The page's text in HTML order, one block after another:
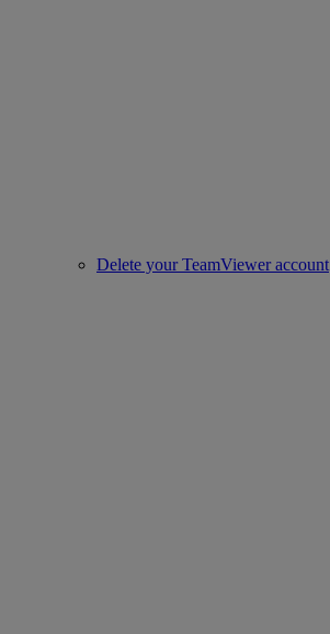
Delete your TeamViewer account